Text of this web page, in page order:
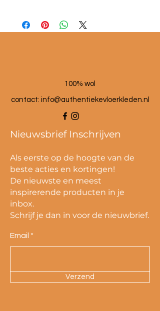
Maat poef: 60x60x25 cm
100% wol
contact: info@authentiekevloerkleden.nl
Nieuwsbrief Inschrijven
Als eerste op de hoogte van de
beste acties en kortingen!
De nieuwste en meest
inspirerende producten in je
inbox.
Schrijf je dan in voor de nieuwbrief.
Email
Verzend